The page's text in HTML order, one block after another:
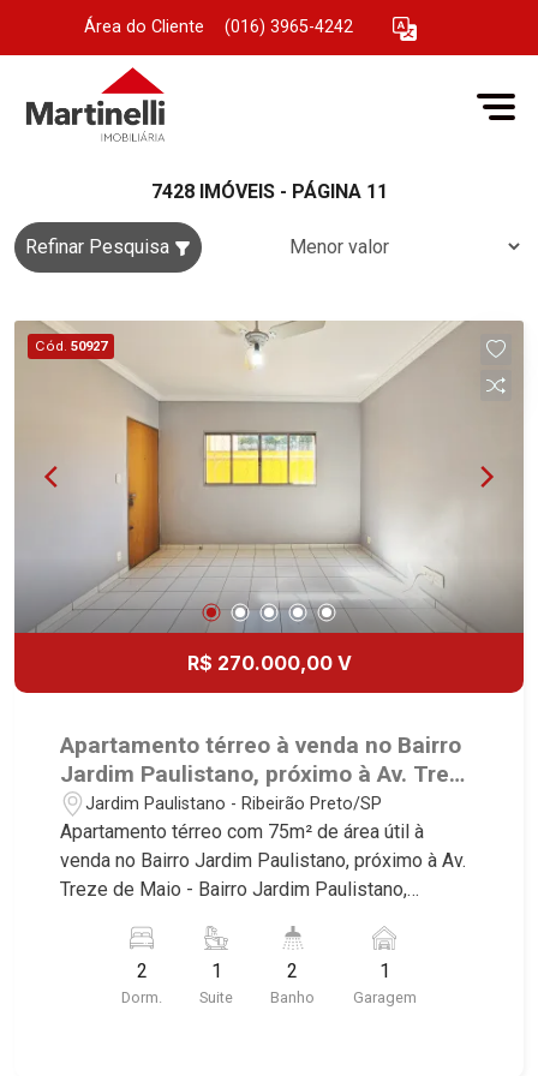
Área do Cliente (016) 3965-4242
7428 IMÓVEIS - PÁGINA 11
Refinar Pesquisa
Cód. 50927
R$ 270.000,00 V
Apartamento térreo à venda no Bairro
Jardim Paulistano, próximo à Av. Treze
de Maio - Ribeirão Preto/SP.
Jardim Paulistano - Ribeirão Preto/SP
Apartamento térreo com 75m² de área útil à
venda no Bairro Jardim Paulistano, próximo à Av.
Treze de Maio - Bairro Jardim Paulistano,
deste imóvel que a Martinelli Imobiliária
selecionou para você: - 75m² de área útil - 2
dormitórios, sendo 1 suíte - Banheiro social -
2
Dorm.
1
Suite
2
Banho
1
Garagem